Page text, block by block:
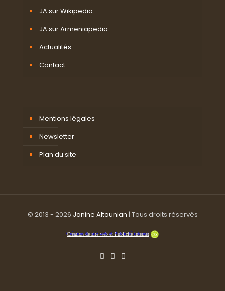
JA sur Wikipedia
JA sur Armeniapedia
Actualités
Contact
Mentions légales
Newsletter
Plan du site
© 2013 - 2026 Janine Altounian | Tous droits réservés